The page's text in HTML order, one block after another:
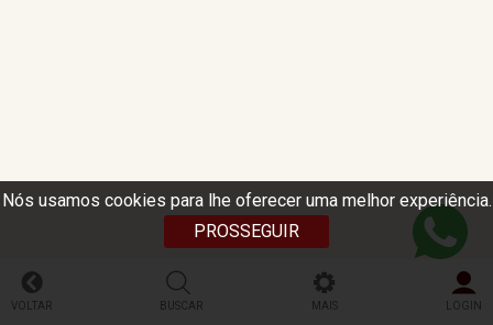
Nós usamos cookies para lhe oferecer uma melhor experiência.
PROSSEGUIR
VOLTAR BUSCAR MAIS LOGIN